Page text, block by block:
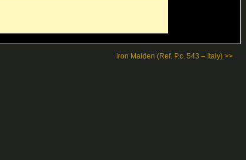
Iron Maiden (Ref. P.c. 543 – Italy) >>